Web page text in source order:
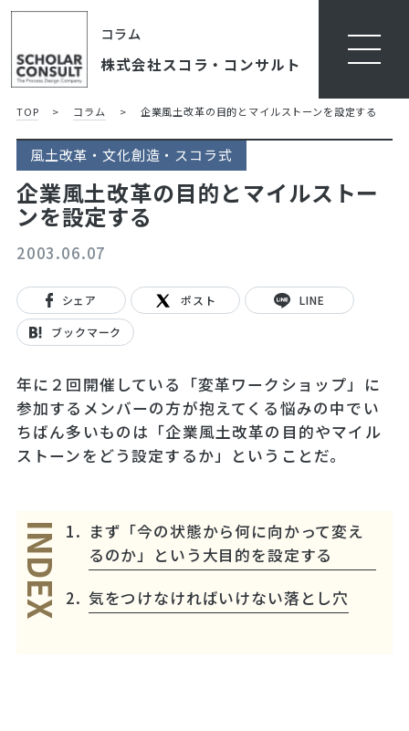
コラム
株式会社スコラ・コンサルト
TOP > コラム > 企業風土改革の目的とマイルストーンを設定する
風土改革・文化創造・スコラ式
企業風土改革の目的とマイルストー
ンを設定する
2003.06.07
シェア ポスト LINE
ブックマーク
年に２回開催している「変革ワークショップ」に
参加するメンバーの方が抱えてくる悩みの中でい
ちばん多いものは「企業風土改革の目的やマイル
ストーンをどう設定するか」ということだ。
INDEX
まず「今の状態から何に向かって変え
るのか」という大目的を設定する
気をつけなければいけない落とし穴